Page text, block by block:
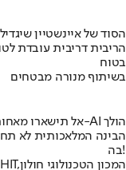
הסוד של איינשטיין
הריבית דריבית עובדת
בטוח
בשיתוף מנורה מבטחים
אל תישארו מאחור – בואו לגלות לאן ה-AI הולך
הבינה המלאכותית לא
בה!
בשיתוף HIT,המכון הטכנולוגי חולון